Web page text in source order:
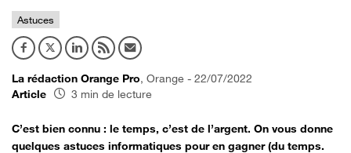
Astuces
La rédaction Orange Pro, Orange - 22/07/2022
Article
3 min de lecture
C’est bien connu : le temps, c’est de l’argent. On vous donne
quelques astuces informatiques pour en gagner (du temps.